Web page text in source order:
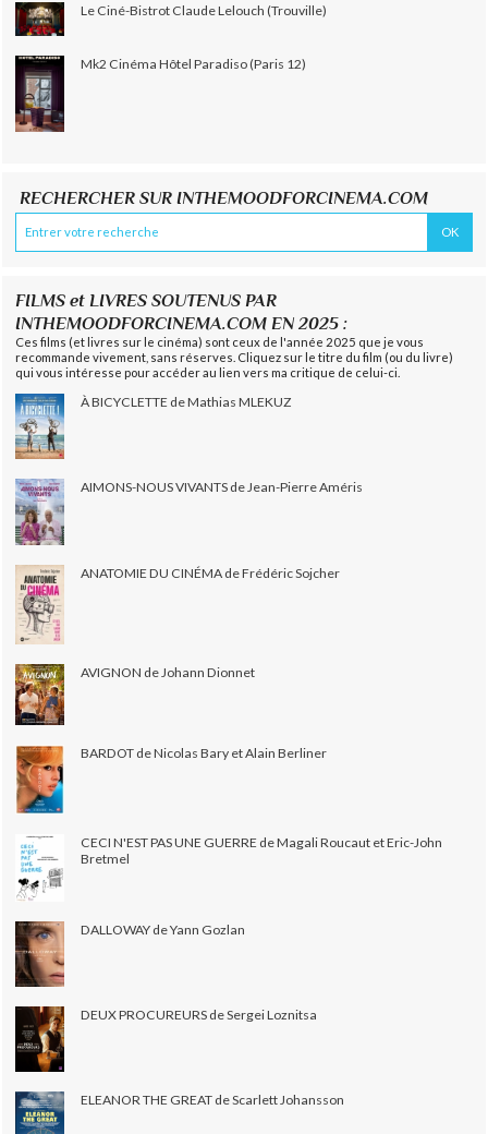
Le Ciné-Bistrot Claude Lelouch (Trouville)
Mk2 Cinéma Hôtel Paradiso (Paris 12)
RECHERCHER SUR INTHEMOODFORCINEMA.COM
FILMS et LIVRES SOUTENUS PAR
INTHEMOODFORCINEMA.COM EN 2025 :
Ces films (et livres sur le cinéma) sont ceux de l'année 2025 que je vous
recommande vivement, sans réserves. Cliquez sur le titre du film (ou du livre)
qui vous intéresse pour accéder au lien vers ma critique de celui-ci.
À BICYCLETTE de Mathias MLEKUZ
AIMONS-NOUS VIVANTS de Jean-Pierre Améris
ANATOMIE DU CINÉMA de Frédéric Sojcher
AVIGNON de Johann Dionnet
BARDOT de Nicolas Bary et Alain Berliner
CECI N'EST PAS UNE GUERRE de Magali Roucaut et Eric-John
Bretmel
DALLOWAY de Yann Gozlan
DEUX PROCUREURS de Sergei Loznitsa
ELEANOR THE GREAT de Scarlett Johansson